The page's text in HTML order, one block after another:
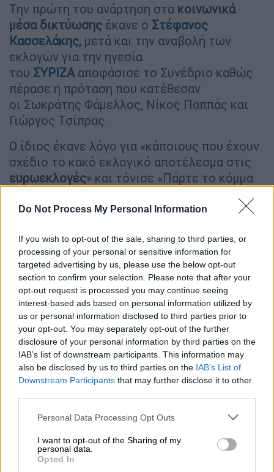
Do Not Process My Personal Information
If you wish to opt-out of the sale, sharing to third parties, or
processing of your personal or sensitive information for
targeted advertising by us, please use the below opt-out
section to confirm your selection. Please note that after your
opt-out request is processed you may continue seeing
interest-based ads based on personal information utilized by
us or personal information disclosed to third parties prior to
your opt-out. You may separately opt-out of the further
disclosure of your personal information by third parties on the
IAB’s list of downstream participants. This information may
also be disclosed by us to third parties on the IAB’s List of
Downstream Participants that may further disclose it to other
Please note that this website/app uses one or more Google
not limited to your visit or usage behaviour. You may click to
grant or deny consent to Google and its third-party tags to
use your data for below specified purposes in below Google
Personal Data Processing Opt Outs
I want to opt-out of the Sharing of my
personal data.
Opted In
Την πρώτη του ανάρτηση στα κοινωνικά
μέσα δικτύωσης έκανε ο Στέφανος
Κασσελάκης, μετά και την αναβολή των
εκλογών για την ηγεσία
του ΣΥΡΙΖΑ αποφάσισε το Συνέδριο καθώς
πέρασε η πρόταση που κατέθεσαν
οι Σωκράτης Φάμελλος, Νίκος Παππάς και
Γιώργος Τσίπρας.
Ο ίδιος έκανε λόγο για «κάποιους που έχουν
σχέδιο το κακό εκλογικό αποτέλεσμα στις
ευρωεκλογές» και τόνισε «Πάρτε το κόμμα
και Νέα όργανα».
Η ανάρτηση
ΔΙΑΒΑΣΤΕ ΕΠΙΣΗΣ
Πολιτική|25.02.2024 14:05
Το απόλυτο χάος στον ΣΥΡΙΖΑ: Δεν
συμφωνούν ούτε στο γιατί
αναβλήθηκαν οι εκλογές
Δικό σας είναι.
Κάποιοι έχουν σχέδιο το κακό εκλογικό
αποτέλεσμα στις ευρωεκλογές.